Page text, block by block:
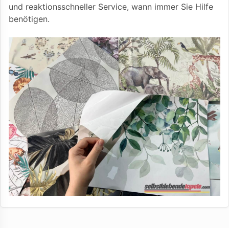
und reaktionsschneller Service, wann immer Sie Hilfe
benötigen.